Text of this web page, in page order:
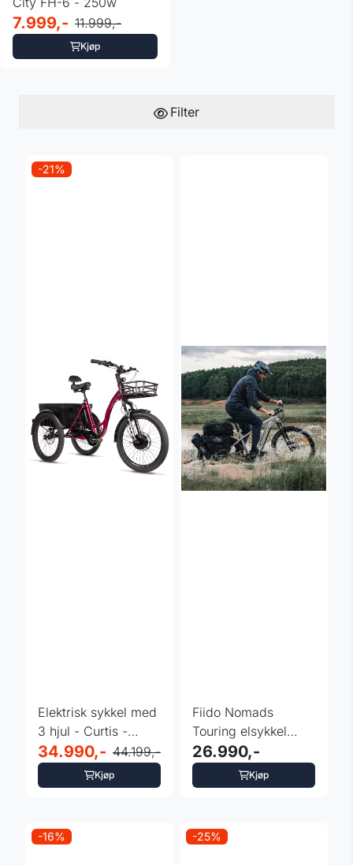
7.999,- 11.999,-
Kjøp
Filter
-21%
Elektrisk sykkel med
3 hjul - Curtis -
hydrauliske bremser
34.990,- 44.199,-
Kjøp
Fiido Nomads
Touring elsykkel
165-205 cm
26.990,-
Kjøp
-16% -25%